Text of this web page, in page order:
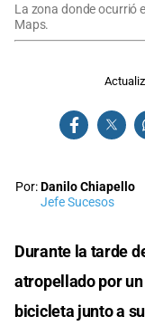
La zona donde ocurrió
Maps.
Por:Danilo Chiapello
Jefe Sucesos
Durante la tarde
atropellado por
bicicleta junto a